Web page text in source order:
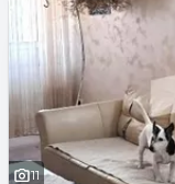
11